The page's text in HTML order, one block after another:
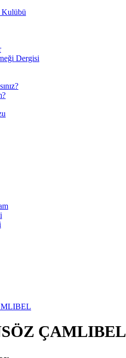
Dergisi
ÇAMLIBEL